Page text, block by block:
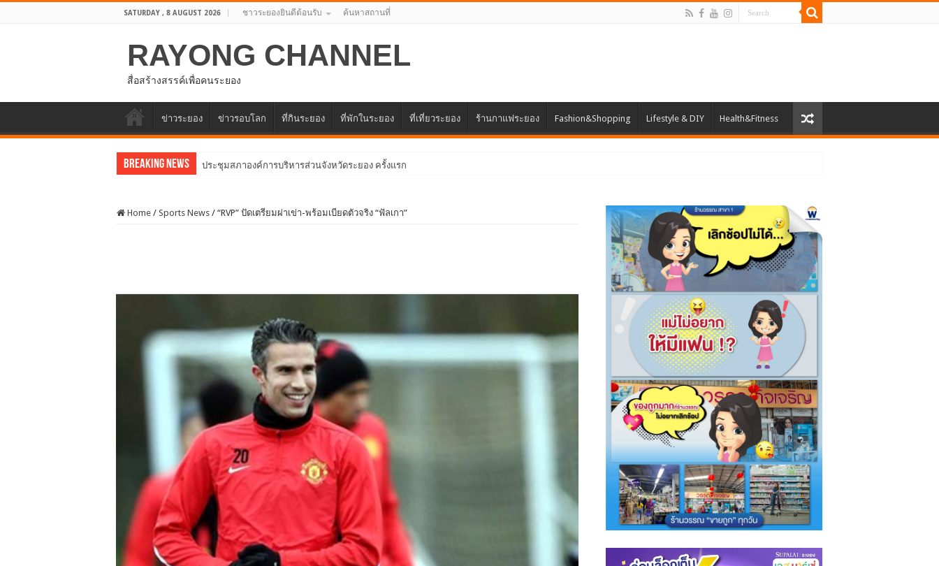
SATURDAY , 8 AUGUST 2026 ชาวระยองยินดีต้อนรับ ค้นหาสถานที่
RAYONG CHANNEL
สื่อสร้างสรรค์เพื่อคนระยอง
ข่าวระยอง ข่าวรอบโลก ที่กินระยอง ที่พักในระยอง ที่เที่ยวระยอง ร้านกาแฟระยอง Fashion&Shopping Lifestyle & DIY Health&Fitness
Breaking News อบจ.ระยองต้อนรับคณะจ
Home / Sports News / “RVP” ปัดเตรียมผ่าเข่า-พร้อมเบียดตัวจริง “ฟัลเกา”